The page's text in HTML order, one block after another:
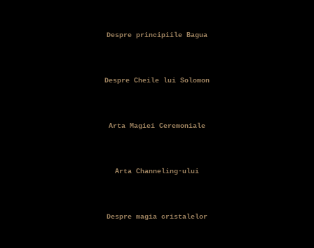
Despre principiile Bagua
Despre Cheile lui Solomon
Arta Magiei Ceremoniale
Arta Channeling-ului
Despre magia cristalelor